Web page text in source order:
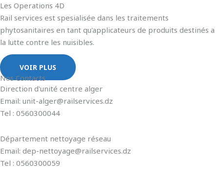
Les Operations 4D
Rail services est spesialisée dans les traitements
phytosanitaires en tant qu'applicateurs de produits destinés a
la lutte contre les nuisibles.
VOIR PLUS
Nos Contacts
Direction d'unité centre alger
Email: unit-alger@railservices.dz
Tel : 0560300044
Département nettoyage réseau
Email: dep-nettoyage@railservices.dz
Tel : 0560300059